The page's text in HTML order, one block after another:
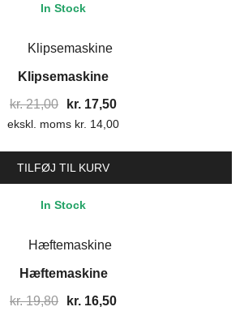
In Stock
Klipsemaskine
kr.21,00
Den
oprindelige
var:
kr. 21,00.
kr. 17,50Den
aktuelle
kr. 17,50.
ekskl. moms kr. 14,00
TILFØJ TIL KURV
In Stock
Hæftemaskine
kr.19,80
Den
kr. 16,50Den